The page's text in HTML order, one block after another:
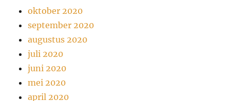
oktober 2020
september 2020
augustus 2020
juli 2020
juni 2020
mei 2020
april 2020